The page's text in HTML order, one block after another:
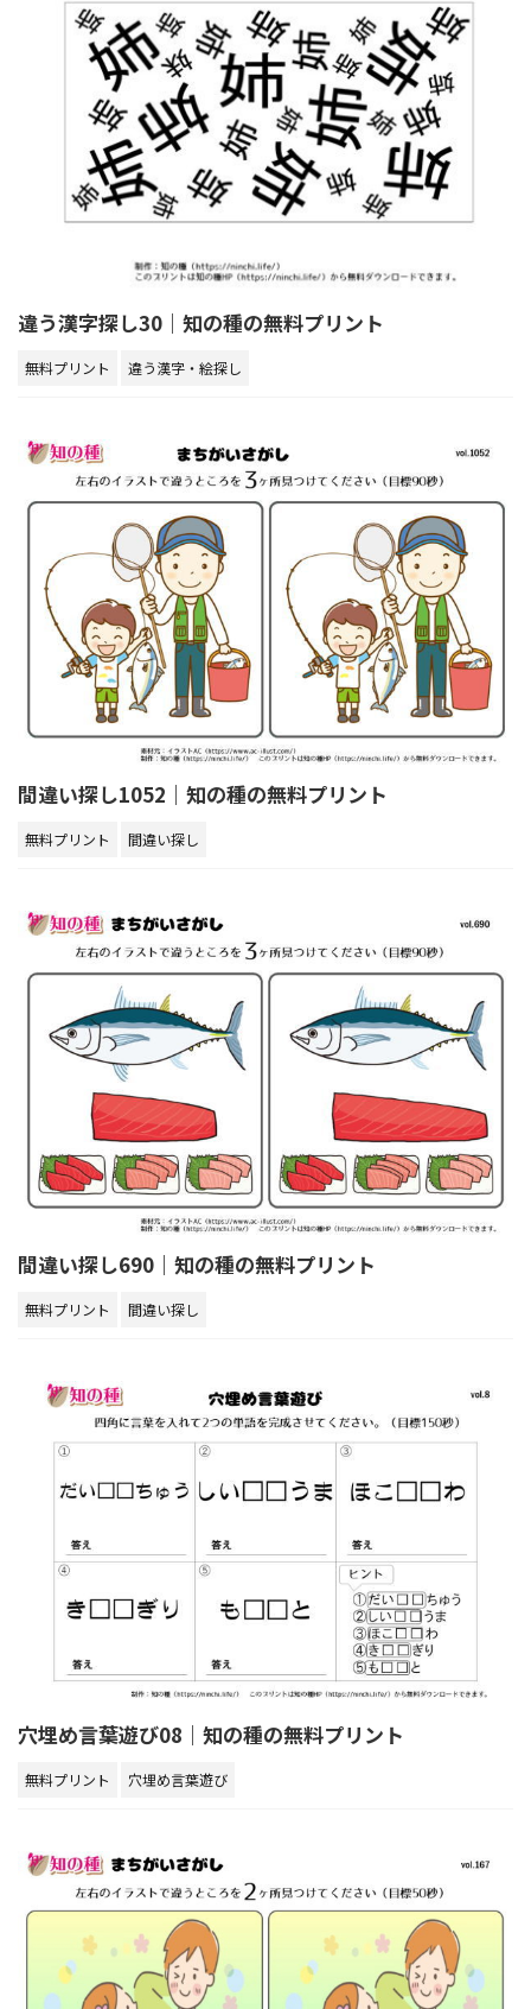
違う漢字探し30｜知の種の無料プリント
無料プリント 違う漢字・絵探し
間違い探し1052｜知の種の無料プリント
無料プリント 間違い探し
間違い探し690｜知の種の無料プリント
無料プリント 間違い探し
穴埋め言葉遊び08｜知の種の無料プリント
無料プリント 穴埋め言葉遊び